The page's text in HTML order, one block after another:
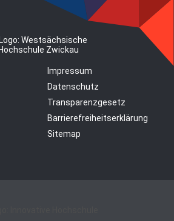
Impressum
Datenschutz
Transparenzgesetz
Barrierefreiheitserklärung
Sitemap